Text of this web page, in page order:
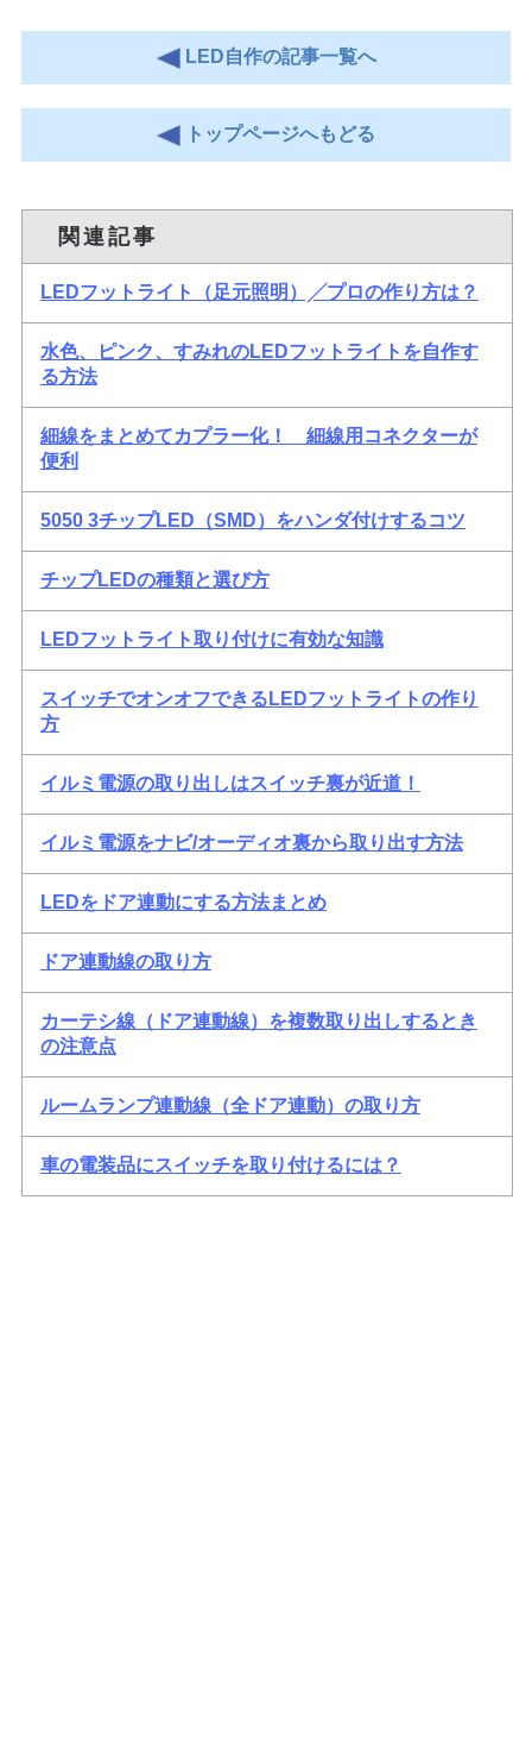
LED自作の記事一覧へ
トップページへもどる
関連記事
LEDフットライト（足元照明）╱プロの作り方は？
水色、ピンク、すみれのLEDフットライトを自作す
る方法
細線をまとめてカプラー化！ 細線用コネクターが
便利
5050 3チップLED（SMD）をハンダ付けするコツ
チップLEDの種類と選び方
LEDフットライト取り付けに有効な知識
スイッチでオンオフできるLEDフットライトの作り
方
イルミ電源の取り出しはスイッチ裏が近道！
イルミ電源をナビ/オーディオ裏から取り出す方法
LEDをドア連動にする方法まとめ
ドア連動線の取り方
カーテシ線（ドア連動線）を複数取り出しするとき
の注意点
ルームランプ連動線（全ドア連動）の取り方
車の電装品にスイッチを取り付けるには？